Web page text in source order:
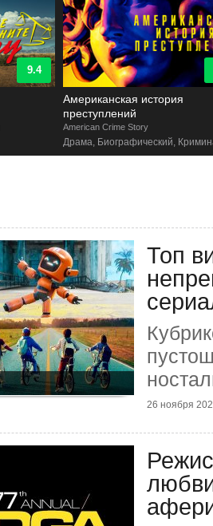
9.4
Американская история
преступлений
American Crime Story
Драма, Биографический,
Топ
26 ноября